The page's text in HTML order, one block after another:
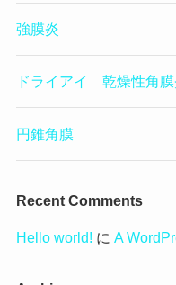
強膜炎
ドライアイ 乾燥性角
円錐角膜
Recent Comments
Hello world! に A